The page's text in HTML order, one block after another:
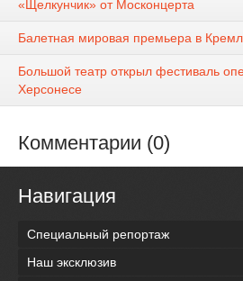
«Щелкунчик» от Москонцерта
Балетная мировая премьера в
Большой театр открыл фестиваль
Херсонесе
Комментарии (0)
Навигация
Специальный репортаж
Наш эксклюзив